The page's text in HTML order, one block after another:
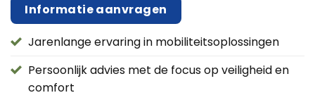
Informatie aanvragen
Jarenlange ervaring in mobiliteitsoplossingen
Persoonlijk advies met de focus op veiligheid en
comfort